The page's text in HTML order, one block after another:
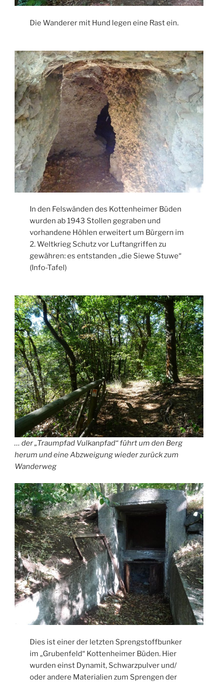
Die Wanderer mit Hund legen eine Rast ein.
In den Felswänden des Kottenheimer Büden
wurden ab 1943 Stollen gegraben und
vorhandene Höhlen erweitert um Bürgern im
2. Weltkrieg Schutz vor Luftangriffen zu
gewähren: es entstanden „die Siewe Stuwe“
(Info-Tafel)
… der „Traumpfad Vulkanpfad“ führt um den Berg
herum und eine Abzweigung wieder zurück zum
Wanderweg
Dies ist einer der letzten Sprengstoffbunker
im „Grubenfeld“ Kottenheimer Büden. Hier
wurden einst Dynamit, Schwarzpulver und/
oder andere Materialien zum Sprengen der